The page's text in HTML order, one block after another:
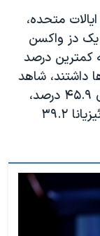
متحده،
یک دز واکسن
کمترین درصد
داشتند، شاهد
بالاترین جهش موارد کرونا بودند: میزوری ۴۵.۹ درصد،
آرکانزاس ۴۳ درصد، نوادا ۵۰.۹ درصد، لوئیزیانا ۳۹.۲